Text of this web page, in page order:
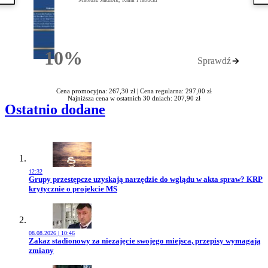
10%Rabatu Sprawdź
Cena promocyjna: 267,30 zł | Cena regularna: 297,00 zł
Najniższa cena w ostatnich 30 dniach: 207,90 zł
Ostatnio dodane
12:32
Przejdź do artykułu:
Grupy przestępcze uzyskają narzędzie do wglądu w akta spraw? KRP
krytycznie o projekcie MS
08.08.2026 | 10:46
Przejdź do artykułu:
Zakaz stadionowy za niezajęcie swojego miejsca, przepisy wymagają
zmiany